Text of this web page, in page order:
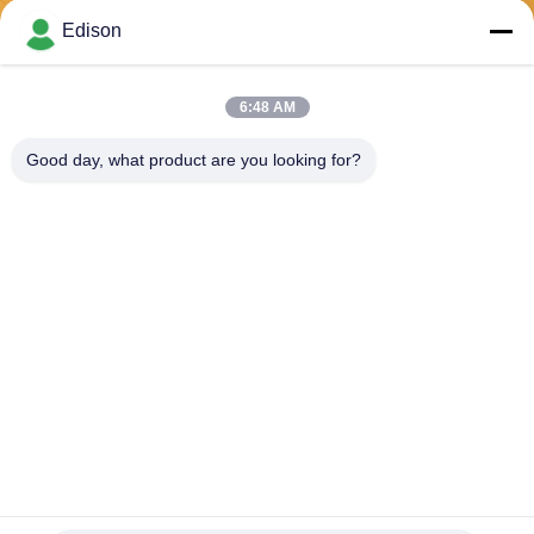
Edison
6:48 AM
Good day, what product are you looking for?